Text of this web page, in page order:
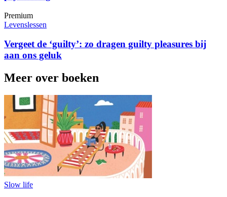
Premium
Levenslessen
Vergeet de ‘guilty’: zo dragen guilty pleasures bij
aan ons geluk
Meer over boeken
Slow life